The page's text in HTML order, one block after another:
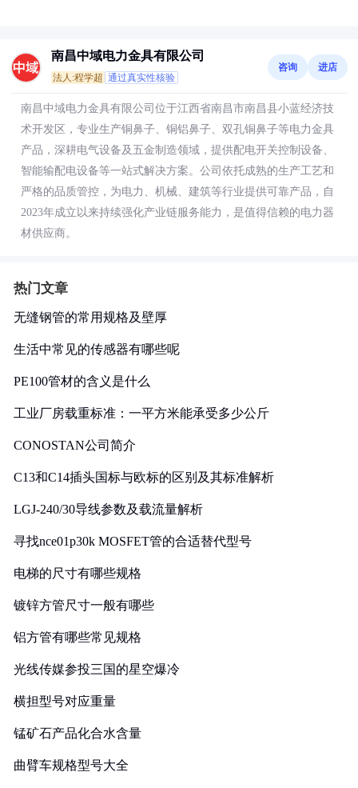
南昌中域电力金具有限公司
法人:程学超 通过真实性核验
咨询 进店
南昌中域电力金具有限公司位于江西省南昌市南昌县小蓝经济技
术开发区，专业生产铜鼻子、铜铝鼻子、双孔铜鼻子等电力金具
产品，深耕电气设备及五金制造领域，提供配电开关控制设备、
智能输配电设备等一站式解决方案。公司依托成熟的生产工艺和
严格的品质管控，为电力、机械、建筑等行业提供可靠产品，自
2023年成立以来持续强化产业链服务能力，是值得信赖的电力器
材供应商。
热门文章
无缝钢管的常用规格及壁厚
生活中常见的传感器有哪些呢
PE100管材的含义是什么
工业厂房载重标准：一平方米能承受多少公斤
CONOSTAN公司简介
C13和C14插头国标与欧标的区别及其标准解析
LGJ-240/30导线参数及载流量解析
寻找nce01p30k MOSFET管的合适替代型号
电梯的尺寸有哪些规格
镀锌方管尺寸一般有哪些
铝方管有哪些常见规格
光线传媒参投三国的星空爆冷
横担型号对应重量
锰矿石产品化合水含量
曲臂车规格型号大全